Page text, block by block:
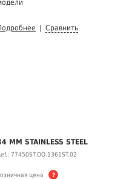
Сравнить
MM STAINLESS STEEL
77450ST.OO.1361ST.02
цена ?